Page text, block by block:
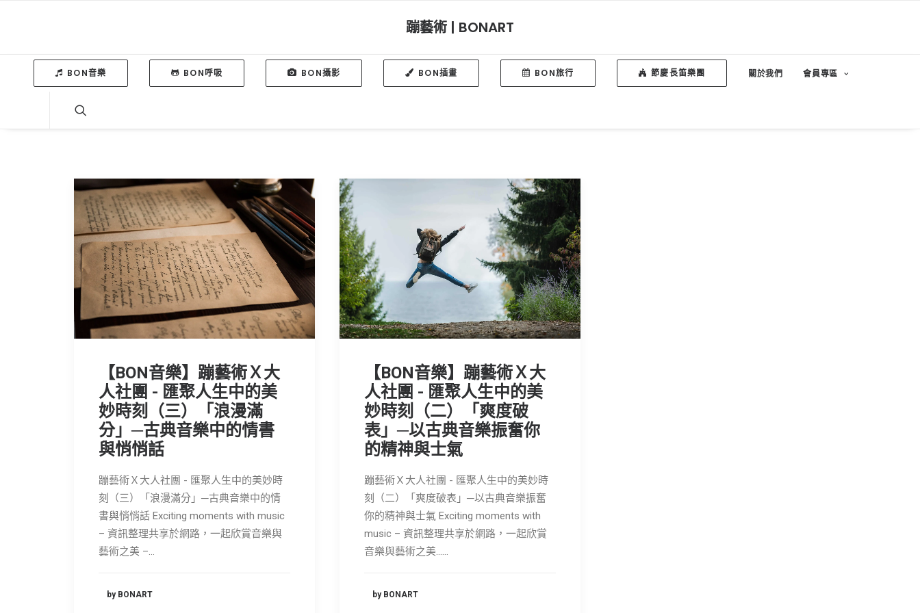
蹦藝術 | BONART
BON音樂 BON呼吸 BON攝影 BON插畫 BON旅行 節慶長笛樂團 關於我們 會員專區
【BON音樂】蹦藝術Ｘ大
人社團 - 匯聚人生中的美
妙時刻（三）「浪漫滿
分」─古典音樂中的情書
與悄悄話
蹦藝術Ｘ大人社團 - 匯聚人生中的美妙時
刻（三）「浪漫滿分」─古典音樂中的情
書與悄悄話 Exciting moments with music
– 資訊整理共享於網路，一起欣賞音樂與
藝術之美 –…
by BONART
【BON音樂】蹦藝術Ｘ大
人社團 - 匯聚人生中的美
妙時刻（二）「爽度破
表」─以古典音樂振奮你
的精神與士氣
蹦藝術Ｘ大人社團 - 匯聚人生中的美妙時
刻（二）「爽度破表」─以古典音樂振奮
你的精神與士氣 Exciting moments with
music – 資訊整理共享於網路，一起欣賞
音樂與藝術之美……
by BONART